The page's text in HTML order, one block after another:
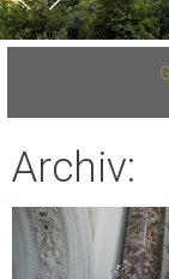
Archiv: